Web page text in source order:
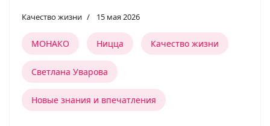
Качество жизни 15 мая 2026
МОНАКО Ницца Качество жизни
Светлана Уварова
Новые знания и впечатления